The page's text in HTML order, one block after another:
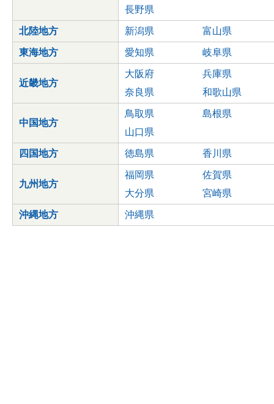
長野県
北陸地方 新潟県 富山県
東海地方 愛知県 岐阜県
近畿地方
大阪府
兵庫県
奈良県
和歌山県
中国地方
鳥取県
島根県
山口県
四国地方 徳島県 香川県
九州地方
福岡県
佐賀県
大分県
宮崎県
沖縄地方 沖縄県